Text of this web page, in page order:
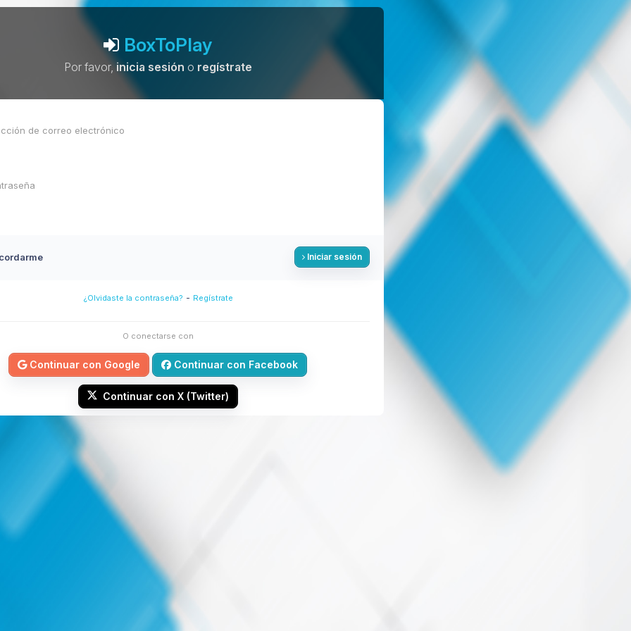
BoxToPlay
Por favor,inicia sesión o regístrate
Iniciar sesión
¿Olvidaste la contraseña? - Regístrate
O conectarse con
Continuar con Google Continuar con Facebook
Continuar con X (Twitter)